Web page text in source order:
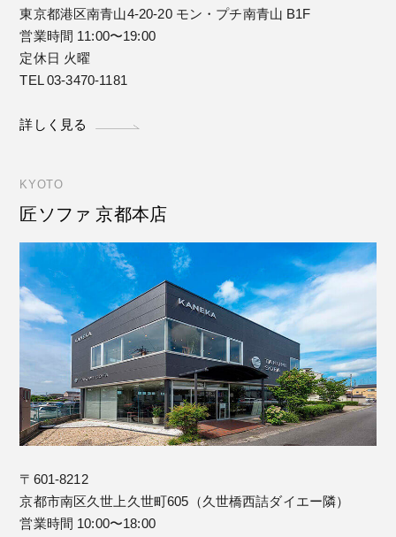
東京都港区南青山4-20-20 モン・プチ南青山 B1F
営業時間 11:00〜19:00
定休日 火曜
TEL 03-3470-1181
詳しく見る
KYOTO
匠ソファ 京都本店
〒601-8212
京都市南区久世上久世町605（久世橋西詰ダイエー隣）
営業時間 10:00〜18:00